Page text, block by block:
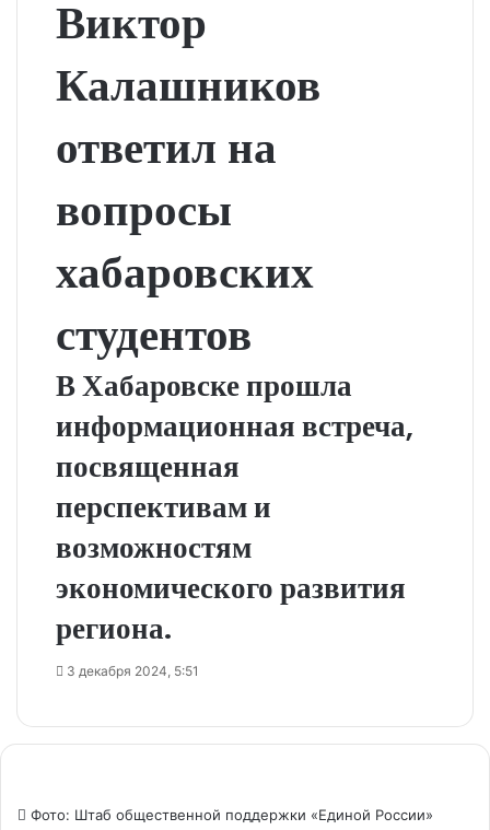
Виктор
Калашников
ответил на
вопросы
хабаровских
студентов
В Хабаровске прошла
информационная встреча,
посвященная
перспективам и
возможностям
экономического развития
региона.
3 декабря 2024, 5:51
Фото: Штаб общественной поддержки «Единой России»